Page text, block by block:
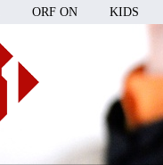
ORF ON KIDS